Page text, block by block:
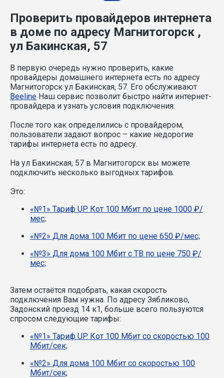
Проверить провайдеров интернета
в доме по адресу Магнитогорск ,
ул Бакинская, 57
В первую очередь нужно проверить, какие
провайдеры домашнего интернета есть по адресу
Магнитогорск ул Бакинская, 57. Его обслуживают
Beeline Наш сервис позволит быстро найти интернет-
провайдера и узнать условия подключения.
После того как определились с провайдером,
пользователи задают вопрос – какие недорогие
тарифы интернета есть по адресу.
На ул Бакинская, 57 в Магнитогорск вы можете
подключить несколько выгодных тарифов.
Это:
«№1» Тариф UP. Кот 100 Мбит по цене 1000 ₽/
мес;
«№2» Для дома 100 Мбит по цене 650 ₽/мес;
«№3» Для дома 100 Мбит с ТВ по цене 750 ₽/
мес;
Затем остаётся подобрать, какая скорость
подключения Вам нужна. По адресу Зябликово,
Задонский проезд 14 к1, больше всего пользуются
спросом следующие тарифы:
«№1» Тариф UP. Кот 100 Мбит со скоростью 100
Мбит/сек;
«№2» Для дома 100 Мбит со скоростью 100
Мбит/сек;